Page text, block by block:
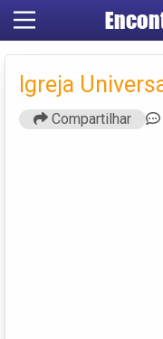
Igreja
Compartilhar